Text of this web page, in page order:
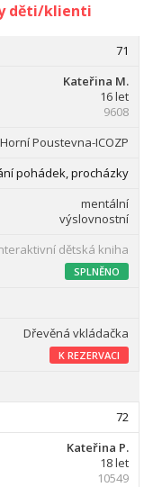
děti/klienti
71
Kateřina M.
16 let
9608
Horní Poustevna-ICOZP
pohádek, procházky
mentální
výslovnostní
dětská kniha
SPLNĚNO
Dřevěná vkládačka
K REZERVACI
72
Kateřina P.
18 let
10549